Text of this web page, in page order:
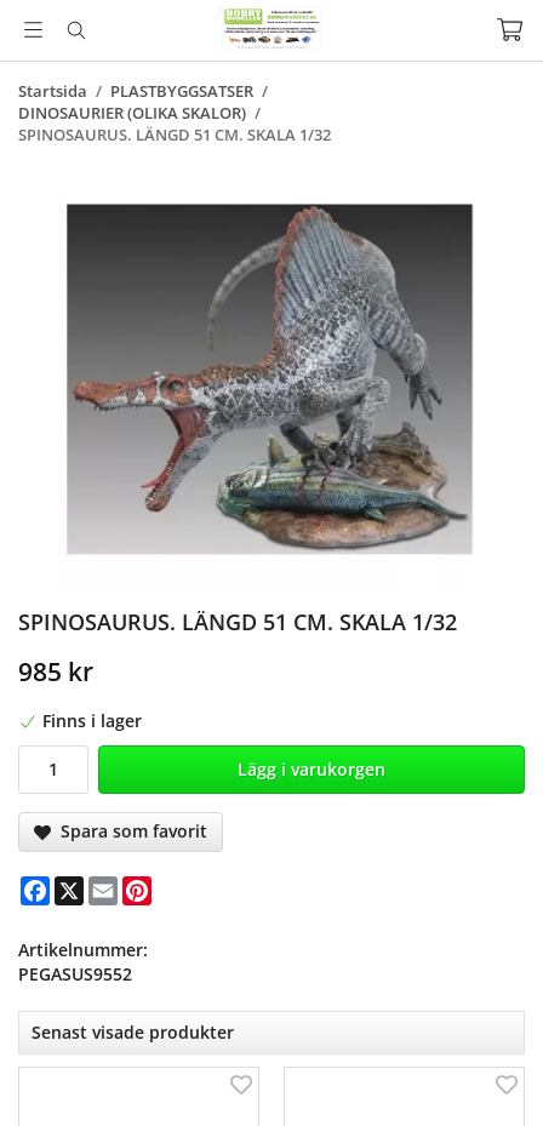
Startsida / PLASTBYGGSATSER /
DINOSAURIER (OLIKA SKALOR) /
SPINOSAURUS. LÄNGD 51 CM. SKALA 1/32
SPINOSAURUS. LÄNGD 51 CM. SKALA 1/32
985 kr
Finns i lager
Lägg i varukorgen
Spara som favorit
Facebook
X Email
Artikelnummer:
PEGASUS9552
Senast visade produkter